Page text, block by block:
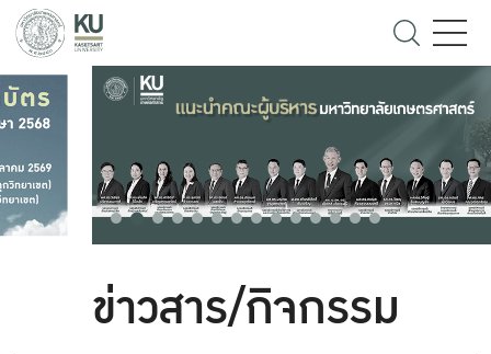
ข่าวสาร/กิจกรรม